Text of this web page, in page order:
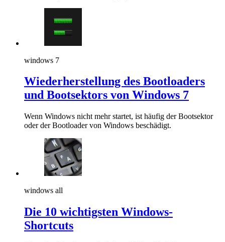
windows 7
Wiederherstellung des Bootloaders
und Bootsektors von Windows 7
Wenn Windows nicht mehr startet, ist häufig der Bootsektor
oder der Bootloader von Windows beschädigt.
windows all
Die 10 wichtigsten Windows-
Shortcuts